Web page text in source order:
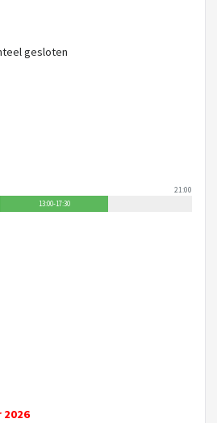
gesloten
21:00
13:30-17:00
13:00-17:30
2026